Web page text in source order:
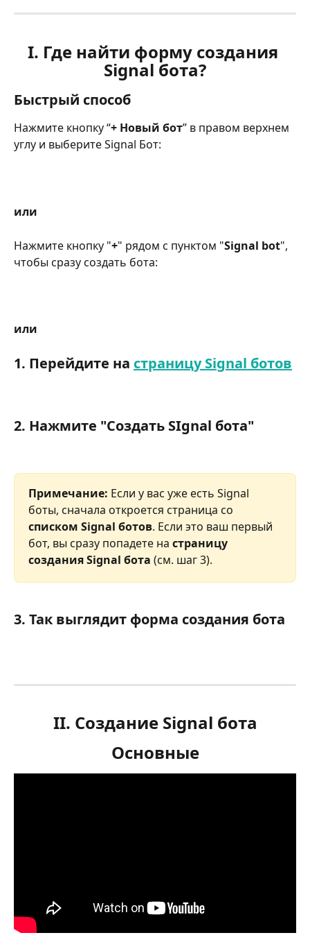
I. Где найти форму создания
Signal бота?
Быстрый способ
Нажмите кнопку “+ Новый бот” в правом верхнем
углу и выберите Signal Бот:
или
Нажмите кнопку "+" рядом с пунктом "Signal bot",
чтобы сразу создать бота:
или
1. Перейдите на страницу Signal ботов
2. Нажмите "Создать SIgnal бота"
Примечание: Если у вас уже есть Signal
боты, сначала откроется страница со
списком Signal ботов. Если это ваш первый
бот, вы сразу попадете на страницу
создания Signal бота (см. шаг 3).
3. Так выглядит форма создания бота
II. Создание Signal бота
Основные